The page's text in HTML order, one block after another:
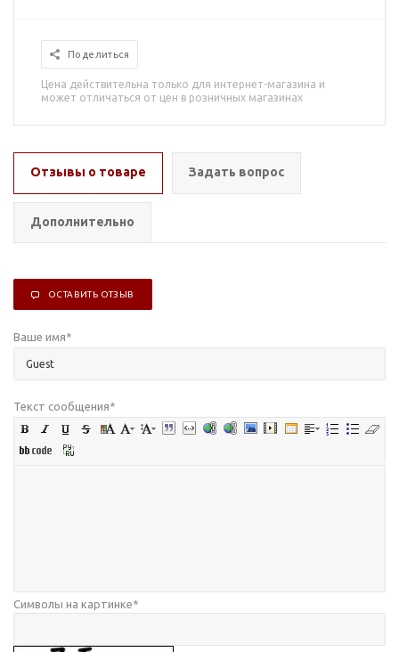
Поделиться
Цена действительна только для интернет-магазина и
может отличаться от цен в розничных магазинах
Отзывы о товаре Задать вопрос
Дополнительно
ОСТАВИТЬ ОТЗЫВ
Ваше имя*
Текст сообщения*
Символы на картинке*